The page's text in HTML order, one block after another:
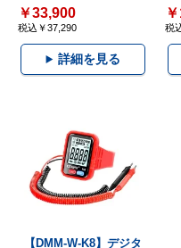
￥33,900
税込￥37,290
詳細を見る
税
【DMM-W-K8】デジタ